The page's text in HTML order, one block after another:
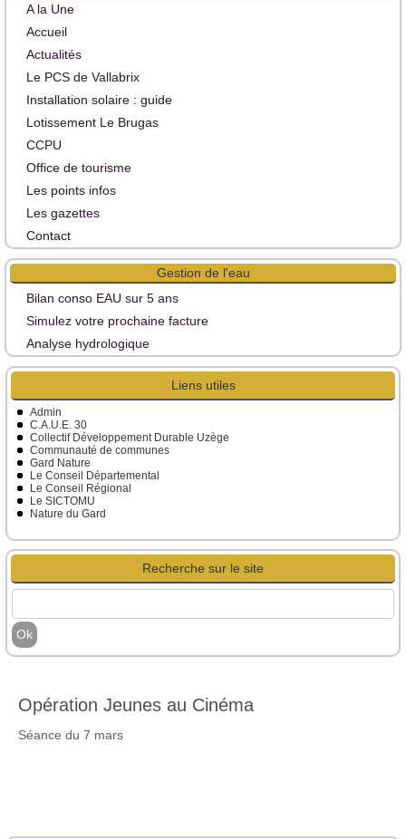
A la Une
Accueil
Actualités
Le PCS de Vallabrix
Installation solaire : guide
Lotissement Le Brugas
CCPU
Office de tourisme
Les points infos
Les gazettes
Contact
Gestion de l'eau
Bilan conso EAU sur 5 ans
Simulez votre prochaine facture
Analyse hydrologique
Liens utiles
Admin
C.A.U.E. 30
Collectif Développement Durable Uzège
Communauté de communes
Gard Nature
Le Conseil Départemental
Le Conseil Régional
Le SICTOMU
Nature du Gard
Recherche sur le site
Opération Jeunes au Cinéma
Séance du 7 mars